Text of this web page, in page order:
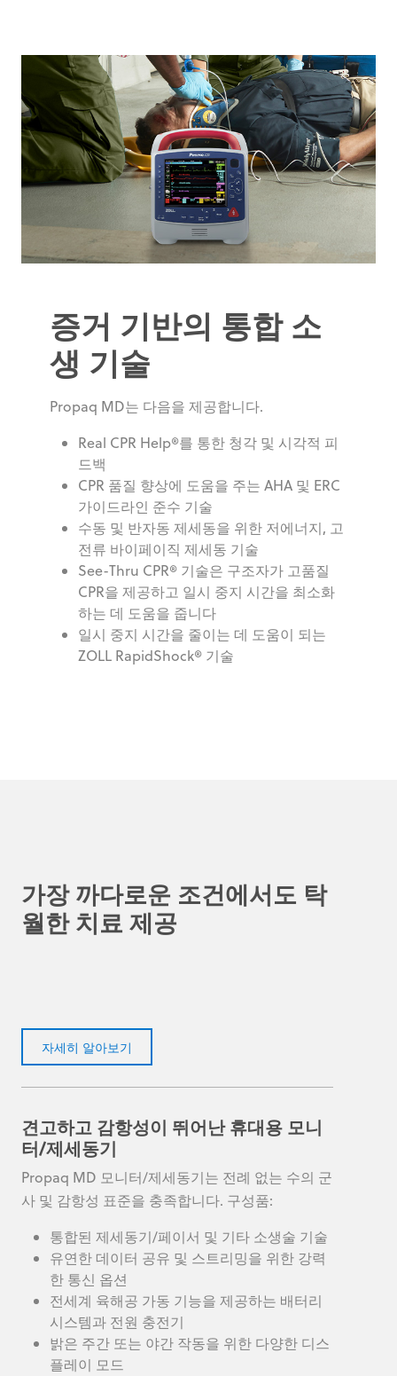
증거 기반의 통합 소
생 기술
Propaq MD는 다음을 제공합니다.
Real CPR Help®를 통한 청각 및 시각적 피
드백
CPR 품질 향상에 도움을 주는 AHA 및 ERC
가이드라인 준수 기술
수동 및 반자동 제세동을 위한 저에너지, 고
전류 바이페이직 제세동 기술
See-Thru CPR® 기술은 구조자가 고품질
CPR을 제공하고 일시 중지 시간을 최소화
하는 데 도움을 줍니다
일시 중지 시간을 줄이는 데 도움이 되는
ZOLL RapidShock® 기술
가장 까다로운 조건에서도 탁
월한 치료 제공
자세히 알아보기
견고하고 감항성이 뛰어난 휴대용 모니
터/제세동기
Propaq MD 모니터/제세동기는 전례 없는 수의 군
사 및 감항성 표준을 충족합니다. 구성품:
통합된 제세동기/페이서 및 기타 소생술 기술
유연한 데이터 공유 및 스트리밍을 위한 강력
한 통신 옵션
전세계 육해공 가동 기능을 제공하는 배터리
시스템과 전원 충전기
밝은 주간 또는 야간 작동을 위한 다양한 디스
플레이 모드